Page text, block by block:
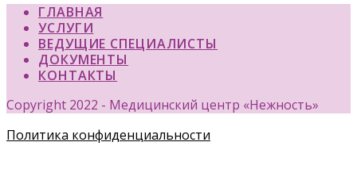
ГЛАВНАЯ
УСЛУГИ
ВЕДУЩИЕ СПЕЦИАЛИСТЫ
ДОКУМЕНТЫ
КОНТАКТЫ
Copyright 2022 - Медицинский центр «Нежность»
Политика конфиденциальности